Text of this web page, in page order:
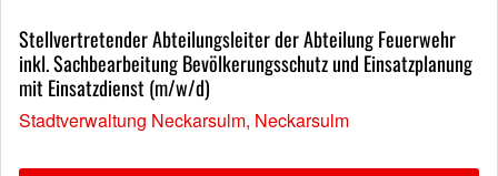
Stellvertretender Abteilungsleiter der Abteilung Feuerwehr
inkl. Sachbearbeitung Bevölkerungsschutz und Einsatzplanung
mit Einsatzdienst (m/w/d)
Stadtverwaltung Neckarsulm, Neckarsulm